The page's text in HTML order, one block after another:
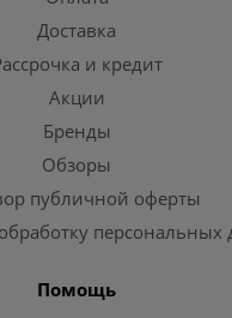
Доставка
и кредит
Акции
Бренды
Обзоры
публичной оферты
персональных
Помощь